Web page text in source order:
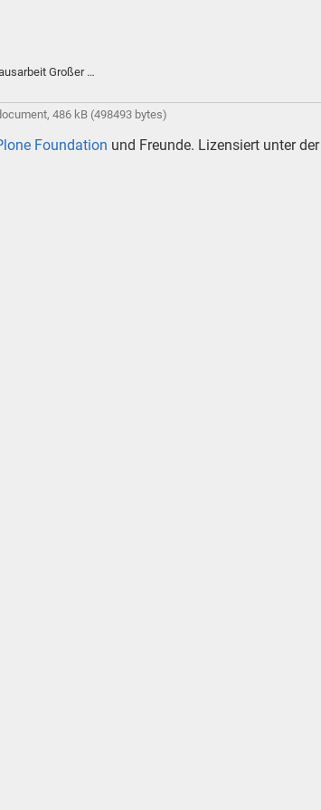
Großer …
486 kB (498493 bytes)
Foundation und Freunde. Lizensiert unter der